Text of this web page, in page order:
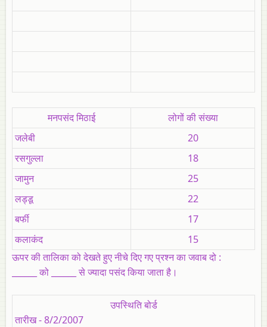
मनपसंद मिठाई
लोगों की संख्या
जलेबी
20
रसगुल्ला
18
जामुन
25
लड्डू
22
बर्फी
17
कलाकंद
15
ऊपर की तालिका को देखते हुए नीचे दिए गए प्रश्न का जवाब दो :
______ को ______ से ज्यादा पसंद किया जाता है।
उपस्थिति बोर्ड
तारीख - 8/2/2007